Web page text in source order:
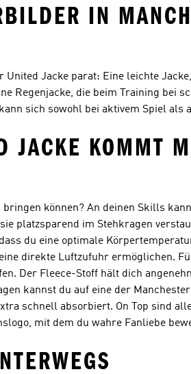
IN
Jacke parat: Eine leichte
Regenjacke, die beim Training bei
sich sowohl bei aktivem Spiel als
JACKE KOMMT
können? An deinen Skills
platzsparend im Stehkragen
du eine optimale
direkte Luftzufuhr ermöglichen.
Der Fleece-Stoff hält dich
kannst du auf eine der
schnell absorbiert. On Top sind
mit dem du wahre Fanliebe